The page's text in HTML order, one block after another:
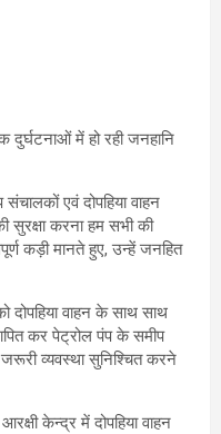
दुर्घटनाओं में हो रही जनहानि
एवं दोपहिया वाहन
करना हम सभी की
कड़ी मानते हुए, उन्हें जनहित
दोपहिया वाहन के साथ साथ
कर पेट्रोल पंप के समीप
व्यवस्था सुनिश्चित करने
केन्द्र में दोपहिया वाहन